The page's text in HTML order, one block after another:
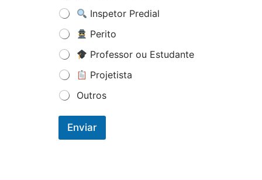
Inspetor Predial
Perito
Professor ou Estudante
Projetista
Outros
Enviar